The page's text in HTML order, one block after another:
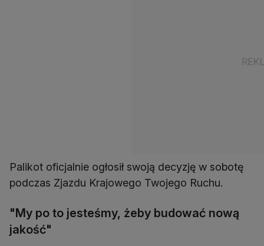
Palikot oficjalnie ogłosił swoją decyzję w sobotę
podczas Zjazdu Krajowego Twojego Ruchu.
"My po to jesteśmy, żeby budować nową
jakość"